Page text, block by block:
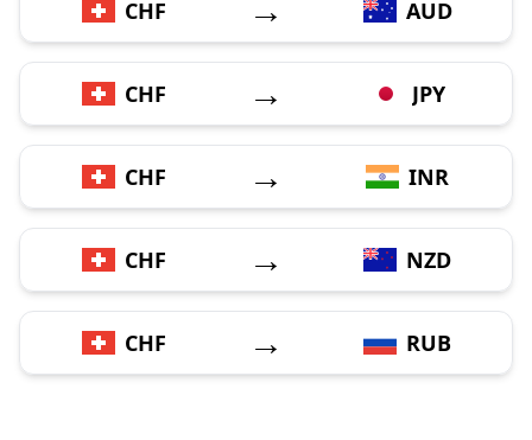
CHF → AUD
CHF → JPY
CHF → INR
CHF → NZD
CHF → RUB